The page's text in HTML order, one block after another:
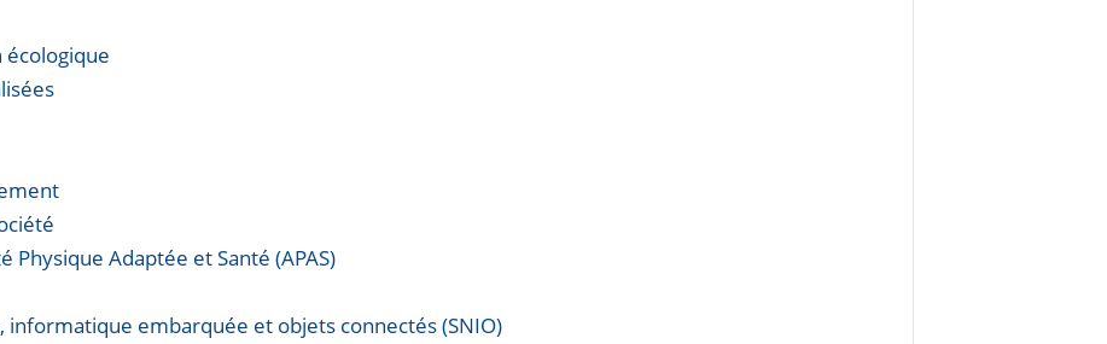
Physique Adaptée et Santé (APAS)
informatique embarquée et objets connectés (SNIO)